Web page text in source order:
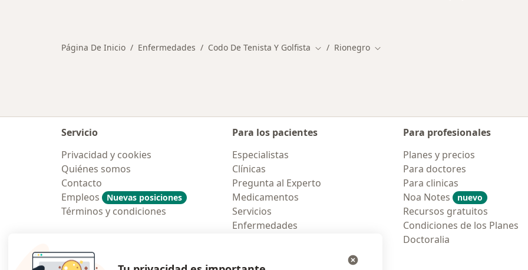
Página De Inicio Enfermedades Codo De Tenista Y Golfista Cambiar de ciudad
Rionegro Cambiar de ciudad
Servicio
Privacidad y cookies
Quiénes somos
Contacto
Empleos
Nuevas posiciones
Términos y condiciones
Para los pacientes
Especialistas
Clínicas
Pregunta al Experto
Medicamentos
Servicios
Enfermedades
Para profesionales
Planes y precios
Para doctores
Para clinicas
Noa Notes
nuevo
Recursos gratuitos
Condiciones de los Planes
Doctoralia